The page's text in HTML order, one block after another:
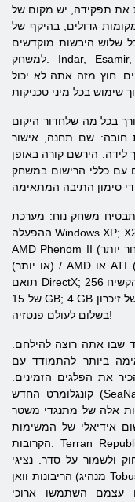
את תפקידה, יש מקום של
גדולים, בהיקף של
שלוש היבשות מוקדשים
למשחק. Іndar, Esamir, וAmerish & ndash; זה לא רק מרחב
חוץ מזה אתה לא יכול
חובה: שם תחנה, אישור
לידה. הירשם קורה באופן
משחק נוח: מערכת
ההפעלה Windows XP; X2 Intel Core 2 Duo E6850 (או גבוה יותר) או
AMD Phenom II (או מאוחר יותר); כרטיס המסך NVIDIA סדרת 8600
(או יותר) / AMD או ATI סדרה 4850 (או יותר) GeForce; כרטיס קול
תואם DirectX; 256 מגה בייט של זיכרון וידאו; שטח פנוי בדיסק הקשיח
של 15 GB; 4 GB של זיכרון RAM. אם כל זה ומוסכם, לפתוח את הדלת
בשלום לעולם פנטזיה!
שבו אתה רוצה להילחם.
ביותר להתמודד עם
את הפלגים הזמינים.
קונגלומרט החדש (SeaNanners מנהיג) & ndash; מורדים זה מוכן
אלה של מתנגדי משטר
אידיאלי של המשימות
הקרובות. Terran Republic (מנהיג TotalBiscuit) נועד לשלוט אזרחי
ולשמור על סדר. נציגי
הריבונות וואן (מנהיג Tobuscus) מאמין כי העתיד של האנושות רק צריך
עצמם השתמשו ארוכי